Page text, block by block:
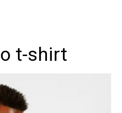
t-shirt